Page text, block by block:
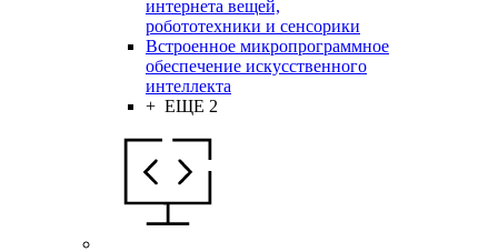
интернета вещей,
робототехники и сенсорики
Встроенное микропрограммное
обеспечение искусственного
интеллекта
+ ЕЩЕ 2